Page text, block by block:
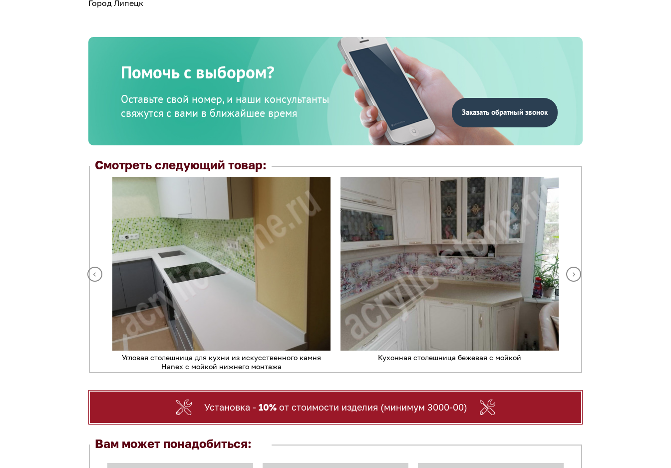
Город Липецк
Помочь с выбором?
Оставьте свой номер, и наши консультанты
свяжутся с вами в ближайшее время
Заказать обратный звонок
Смотреть следующий товар:
Угловая столешница для кухни из искусственного камня
Hanex с мойкой нижнего монтажа
Кухонная столешница бежевая с мойкой
Установка - 10%от стоимости изделия (минимум 3000-00)
Вам может понадобиться: